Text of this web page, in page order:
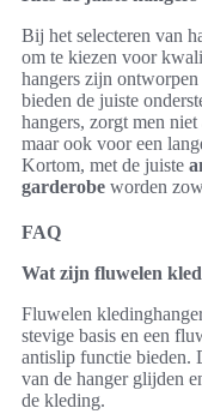
Bij het selecteren van
om te kiezen voor
hangers zijn
bieden de juiste
hangers, zorgt men
maar ook voor een
Kortom, met de juiste
garderobe worden
FAQ
Wat zijn fluwelen
Fluwelen
stevige basis en een
antislip functie bieden.
van de hanger glijden
de kleding.